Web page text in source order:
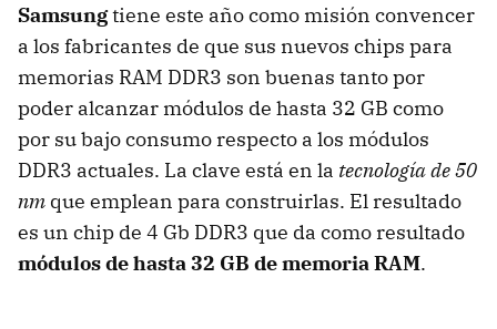
Samsungtiene este año como misión convencer
a los fabricantes de que sus nuevos chips para
memorias RAM DDR3 son buenas tanto por
poder alcanzar módulos de hasta 32 GB como
por su bajo consumo respecto a los módulos
DDR3 actuales. La clave está en la tecnología de 50
nm que emplean para construirlas. El resultado
es un chip de 4 Gb DDR3 que da como resultado
módulos de hasta 32 GB de memoria RAM.